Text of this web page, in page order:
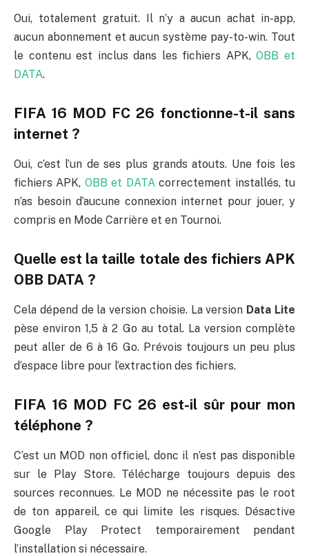
Oui, totalement gratuit. Il n’y a aucun achat in-app,
aucun abonnement et aucun système pay-to-win. Tout
le contenu est inclus dans les fichiers APK,OBB et
DATA.
FIFA 16 MOD FC 26 fonctionne-t-il sans
internet ?
Oui, c’est l’un de ses plus grands atouts. Une fois les
fichiers APK, OBB et DATAcorrectement installés, tu
n’as besoin d’aucune connexion internet pour jouer, y
compris en Mode Carrière et en Tournoi.
Quelle est la taille totale des fichiers APK
OBB DATA ?
Cela dépend de la version choisie. La version Data Lite
pèse environ 1,5 à 2 Go au total. La version complète
peut aller de 6 à 16 Go. Prévois toujours un peu plus
d’espace libre pour l’extraction des fichiers.
FIFA 16 MOD FC 26 est-il sûr pour mon
téléphone ?
C’est un MOD non officiel, donc il n’est pas disponible
sur le Play Store. Télécharge toujours depuis des
sources reconnues. Le MOD ne nécessite pas le root
de ton appareil, ce qui limite les risques. Désactive
Google Play Protect temporairement pendant
l’installation si nécessaire.